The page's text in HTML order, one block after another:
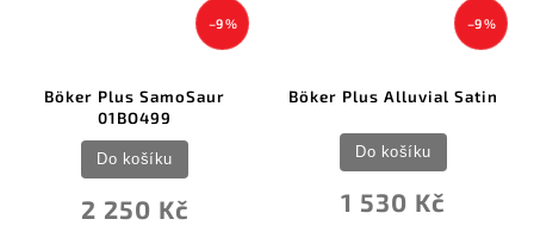
–9 %
Böker Plus SamoSaur
01BO499
2 250 Kč
Do košíku
–9 %
Böker Plus Alluvial Satin
1 530 Kč
Do košíku